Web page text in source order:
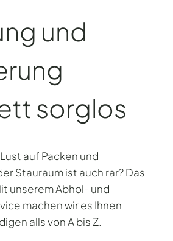
und
sorglos
auf Packen und
Stauraum ist auch rar? Das
unserem Abhol- und
machen wir es Ihnen
alls von A bis Z.